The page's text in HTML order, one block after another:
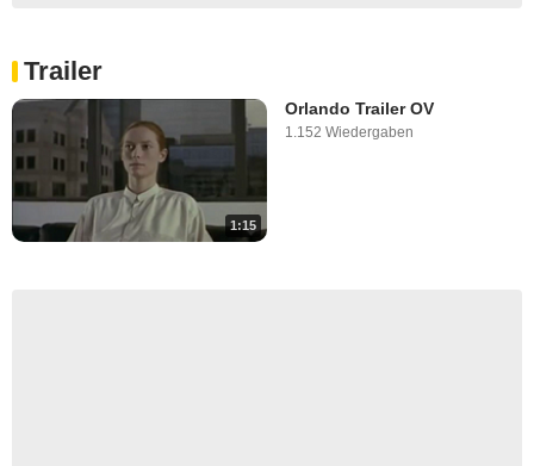
Trailer
1:15
Orlando Trailer OV
1.152 Wiedergaben